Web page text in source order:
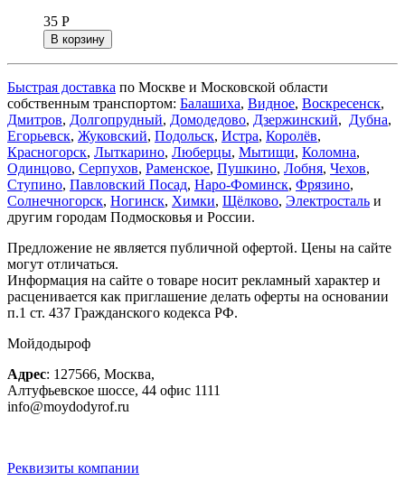
35 Р
В корзину
Быстрая доставка по Москве и Московской области
собственным транспортом: Балашиха, Видное, Воскресенск,
Дмитров, Долгопрудный, Домодедово, Дзержинский, Дубна,
Егорьевск, Жуковский, Подольск, Истра, Королёв,
Красногорск, Лыткарино, Люберцы, Мытищи, Коломна,
Одинцово, Серпухов, Раменское, Пушкино, Лобня, Чехов,
Ступино, Павловский Посад, Наро-Фоминск, Фрязино,
Солнечногорск, Ногинск, Химки, Щёлково, Электросталь и
другим городам Подмосковья и России.
Предложение не является публичной офертой. Цены на сайте
могут отличаться.
Информация на сайте о товаре носит рекламный характер и
расценивается как приглашение делать оферты на основании
п.1 ст. 437 Гражданского кодекса РФ.
Мойдодыроф
Адрес: 127566, Москва,
Алтуфьевское шоссе, 44 офис 1111
info@moydodyrof.ru
Реквизиты компании